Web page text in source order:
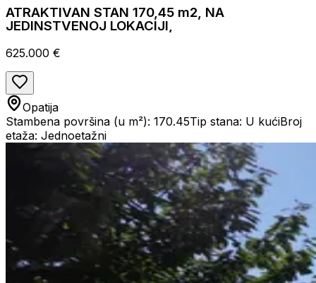
ATRAKTIVAN STAN 170,45 m2, NA
JEDINSTVENOJ LOKACIJI,
625.000 €
Opatija
Stambena površina (u m²): 170.45Tip stana: U kućiBroj
etaža: Jednoetažni